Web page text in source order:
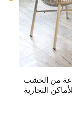
الجوية، سطح